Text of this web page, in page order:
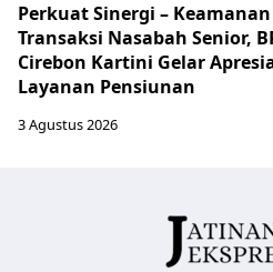
Perkuat Sinergi – Keamanan
Transaksi Nasabah Senior,
Cirebon Kartini Gelar
Layanan Pensiunan
3 Agustus 2026